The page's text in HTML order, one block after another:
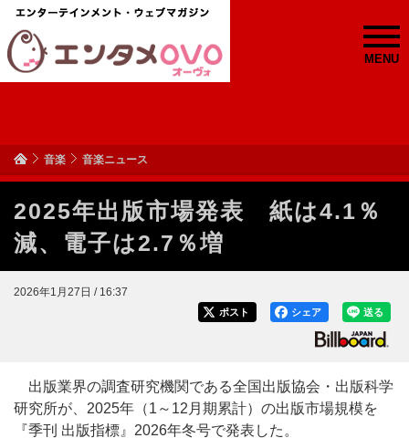
MENU
音楽 音楽ニュース
2025年出版市場発表 紙は4.1％
減、電子は2.7％増
2026年1月27日 / 16:37
送る
シェア
ポスト
出版業界の調査研究機関である全国出版協会・出版科学
研究所が、2025年（1～12月期累計）の出版市場規模を
『季刊 出版指標』2026年冬号で発表した。